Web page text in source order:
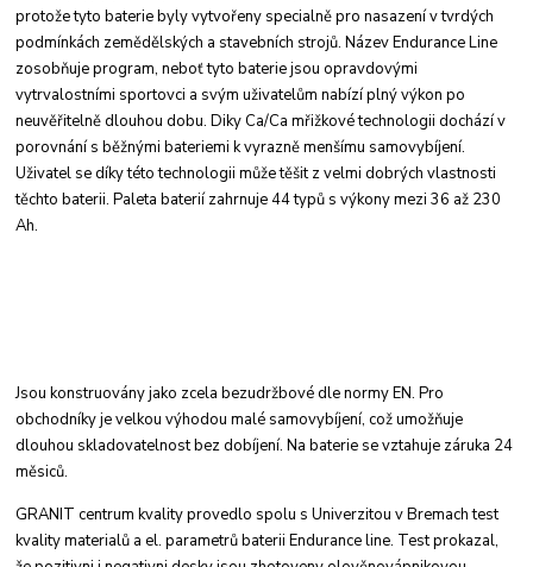
protože tyto baterie byly vytvořeny specialně pro nasazení v tvrdých
podmínkách zemědělských a stavebních strojů.Název Endurance Line
zosobňuje program, neboťtyto baterie jsou opravdovými
vytrvalostními sportovci a svým uživatelům nabízí plný výkon po
neuvěřitelně dlouhou dobu. Diky Ca/Ca mřižkovétechnologii dochází v
porovnání s běžnými bateriemik vyrazně menšímu samovybíjení.
Uživatel se díky této technologii může těšit z velmi dobrýchvlastnosti
těchto baterii. Paleta baterií zahrnuje44 typů s výkony mezi 36 až 230
Ah.
Jsou konstruovány jako zcela bezudržbové dlenormy EN. Pro
obchodníky je velkou výhodoumalé samovybíjení, což umožňuje
dlouhou skladovatelnostbez dobíjení. Na baterie se vztahuje záruka 24
měsiců.
GRANIT centrum kvality provedlo spolu s Univerzitouv Bremach test
kvality materialů a el.parametrů baterii Endurance line. Test prokazal,